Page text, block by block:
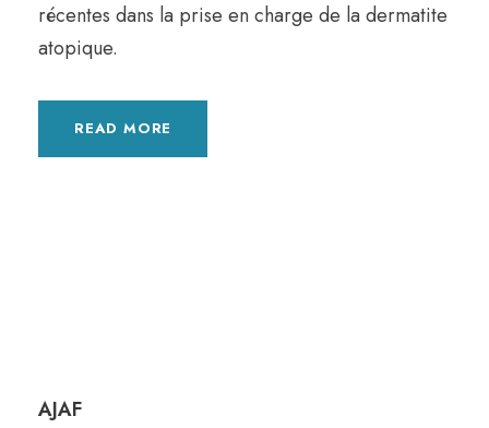
récentes dans la prise en charge de la dermatite
atopique.
READ MORE
AJAF